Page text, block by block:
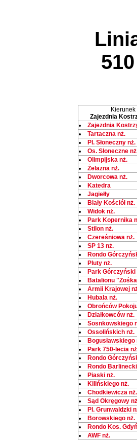
510
Kierunek
Zajezdnia
Zajezdnia
Tartaczna nż.
Pl. Słoneczny nż.
Os. Słoneczne
Olimpijska nż.
Żelazna nż.
Dworcowa nż.
Katedra
Jagiełły
Biały Kościół nż.
Widok nż.
Park Kopernika
Stilon nż.
Czereśniowa nż.
SP 13 nż.
Rondo
Pluty nż.
Park Górczyński
Batalionu
Armii Krajowej
Hubala nż.
Obrońców
Działkowców nż.
Sosnkowskiego
Ossolińskich nż.
Bogusławskiego
Park 750-lecia
Rondo
Rondo
Piaski nż.
Kilińskiego nż.
Chodkiewicza nż.
Sąd Okręgowy
Pl. Grunwaldzki
Borowskiego nż.
Rondo Kos.
AWF nż.